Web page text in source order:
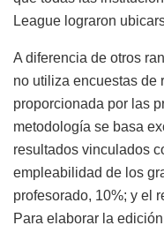
League lograron
A diferencia de otros
no utiliza encuestas de
proporcionada por las
metodología se basa
resultados vinculados
empleabilidad de los
profesorado, 10%; y el
Para elaborar la